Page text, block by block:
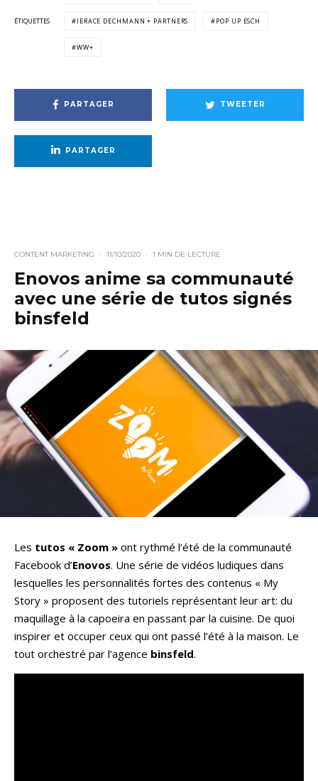
ÉTIQUETTES IERACE DECHMANN + PARTNERS POP UP ESCH
WW+
PARTAGER TWEETER
PARTAGER
CONTENT MARKETING · 11/10/2020 · 1 MIN DE LECTURE
Enovos anime sa communauté
avec une série de tutos signés
binsfeld
Les tutos « Zoom » ont rythmé l’été de la communauté
Facebook d’Enovos. Une série de vidéos ludiques dans
lesquelles les personnalités fortes des contenus « My
Story » proposent des tutoriels représentant leur art: du
maquillage à la capoeira en passant par la cuisine. De quoi
inspirer et occuper ceux qui ont passé l’été à la maison. Le
tout orchestré par l’agence binsfeld.